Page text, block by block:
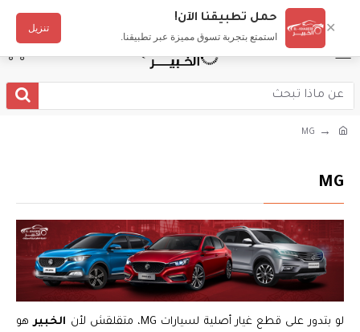
✕
حمل تطبيقنا الآن!
استمتع بتجربة تسوق مميزة عبر تطبيقنا.
تنزيل
دخول تسجيل عربي
MG
MG
لو بتدور على قطع غيار أصلية لسيارات MG، متقلقش لأن الخبير هو